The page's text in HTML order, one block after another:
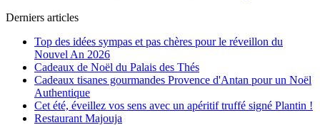
Derniers articles
Top des idées sympas et pas chères pour le réveillon du
Nouvel An 2026
Cadeaux de Noël du Palais des Thés
Cadeaux tisanes gourmandes Provence d'Antan pour un Noël
Authentique
Cet été, éveillez vos sens avec un apéritif truffé signé Plantin !
Restaurant Majouja